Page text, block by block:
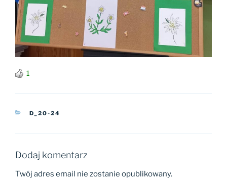
1
KATEGORIE
D_20-24
Dodaj komentarz
Twój adres email nie zostanie opublikowany.